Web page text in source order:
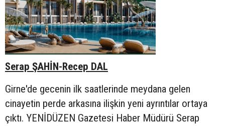
Serap ŞAHİN-Recep DAL
Girne'de gecenin ilk saatlerinde meydana gelen
cinayetin perde arkasına ilişkin yeni ayrıntılar ortaya
çıktı. YENİDÜZEN Gazetesi Haber Müdürü Serap